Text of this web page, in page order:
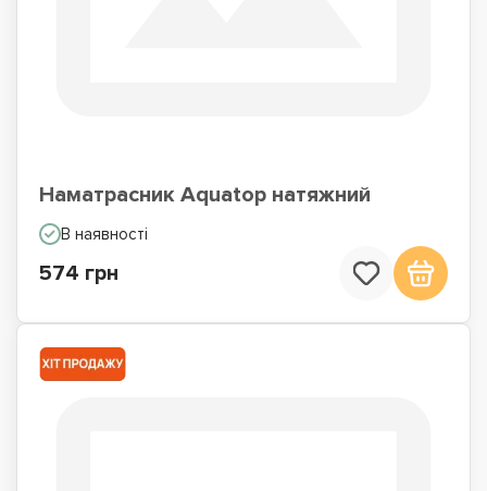
Наматрасник Aquatop натяжний
В наявності
574 грн